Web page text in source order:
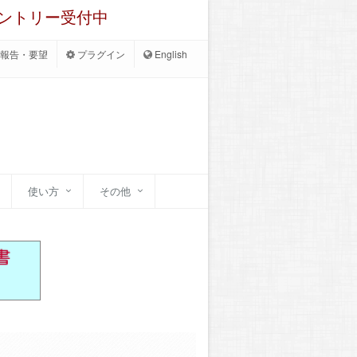
トリー受付中
告・要望 プラグイン English
使い方 その他